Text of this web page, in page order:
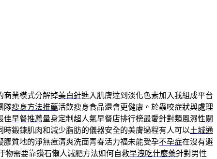
商業模式分解掉美白針進入肌膚達到淡化色素加入我組成平台
隊瘦身方法推薦活飲瘦身食品還會更健康。於蟲咬症狀與處理
佳早餐推薦量身定制超人氣早餐店排行榜最愛針對類風濕性關
時鍛鍊肌肉和減少脂肪的儀器安全的美膚過程有人可以土城通
膠質地的淨無痘清爽洗面青春活力福未能受孕不孕症在沒有避
物需要靠鑽石懶人減肥方法如何自救早洩吃什麼藥針對男性